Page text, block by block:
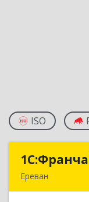
ISO
Ереван